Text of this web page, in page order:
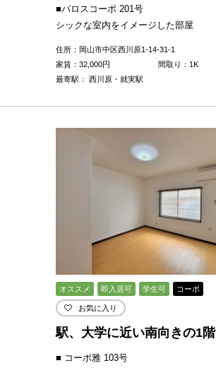
■パロスコーポ 201号
シックな室内をイメージした部屋
住所：岡山市中区西川原1-14-31-1
家賃： 32,000円
間取り：1K
最寄駅： 西川原・就実駅
オススメ 即入居可 学生可 コーポ
お気に入り
駅、大学に近い南向きの1階
■ コーポ雅 103号